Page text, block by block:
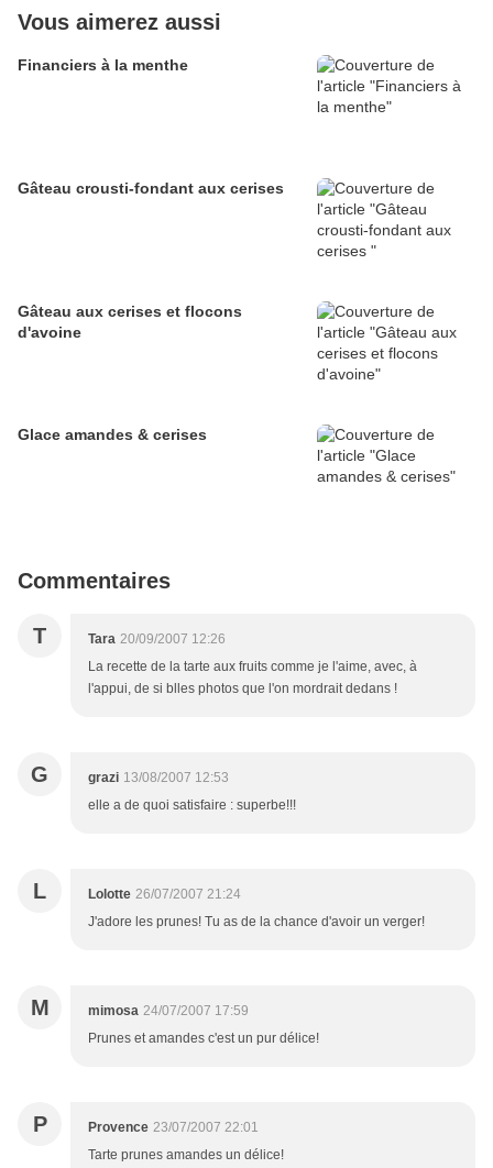
Vous aimerez aussi
Financiers à la menthe
Gâteau crousti-fondant aux cerises
Gâteau aux cerises et flocons
d'avoine
Glace amandes & cerises
Commentaires
T Tara 20/09/2007 12:26
La recette de la tarte aux fruits comme je l'aime, avec, à
l'appui, de si blles photos que l'on mordrait dedans !
G grazi 13/08/2007 12:53
elle a de quoi satisfaire : superbe!!!
L Lolotte 26/07/2007 21:24
J'adore les prunes! Tu as de la chance d'avoir un verger!
M mimosa 24/07/2007 17:59
Prunes et amandes c'est un pur délice!
P Provence 23/07/2007 22:01
Tarte prunes amandes un délice!